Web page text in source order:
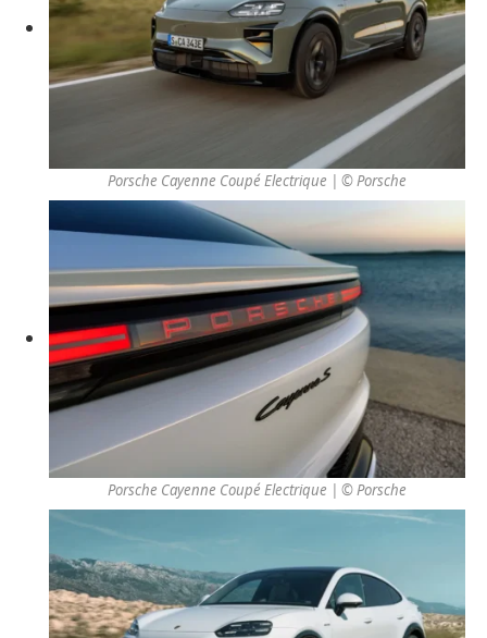
Porsche Cayenne Coupé Electrique | © Porsche
Porsche Cayenne Coupé Electrique | © Porsche